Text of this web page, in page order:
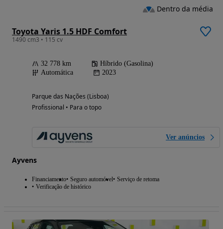
Toyota Yaris 1.5 HDF Comfort
1490 cm3 • 115 cv
32 778 km
Híbrido (Gasolina)
Automática
2023
Parque das Nações (Lisboa)
Profissional • Para o topo
Ver anúncios
Ayvens
Financiamento Seguro automóvel Serviço de retoma
Verificação de histórico
Dentro da média